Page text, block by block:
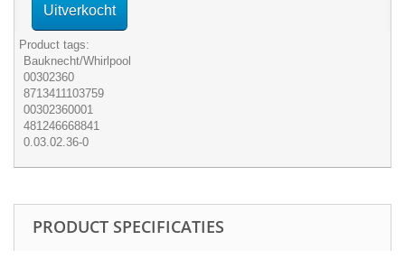
Uitverkocht
Product tags:
Bauknecht/Whirlpool
00302360
8713411103759
00302360001
481246668841
0.03.02.36-0
PRODUCT SPECIFICATIES